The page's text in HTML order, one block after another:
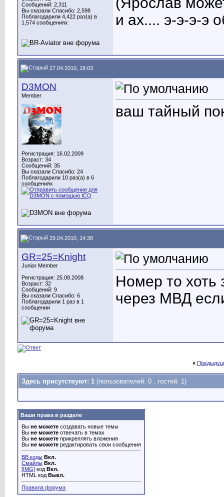
Сообщений: 2,311
Вы сказали Спасибо: 2,598
Поблагодарили 4,422 раз(а) в
1,574 сообщениях
и ах.... э-э-э-э
27.04.2010, 18:03
D3MON
Member
Регистрация: 16.02.2009
Возраст: 34
Сообщений: 35
Вы сказали Спасибо: 24
Поблагодарили 10 раз(а) в 6
сообщениях
ваш тайный
29.04.2010, 14:38
GR=25=Knight
Junior Member
Регистрация: 25.08.2008
Возраст: 32
Сообщений: 9
Вы сказали Спасибо: 6
Поблагодарили 1 раз в 1
сообщении
Номер то хоть
через МВД
«
Здесь присутствуют: 1 (пользователей: 0 , гостей: 1)
Ваши права в разделе
Вы не можете создавать новые темы
Вы не можете отвечать в темах
Вы не можете прикреплять вложения
Вы не можете редактировать свои сообщения
BB коды Вкл.
Смайлы Вкл.
[IMG] код Вкл.
HTML код Выкл.
Правила форума